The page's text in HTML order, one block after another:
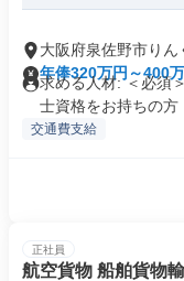
大阪府泉佐野市りん
年俸320万円～400
求める人材: ＜必須
士資格をお持ちの方
交通費支給
正社員
航空貨物 船舶貨物